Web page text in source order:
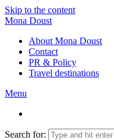
Skip to the content
Mona Doust
About Mona Doust
Contact
PR & Policy
Travel destinations
Menu
Search for: